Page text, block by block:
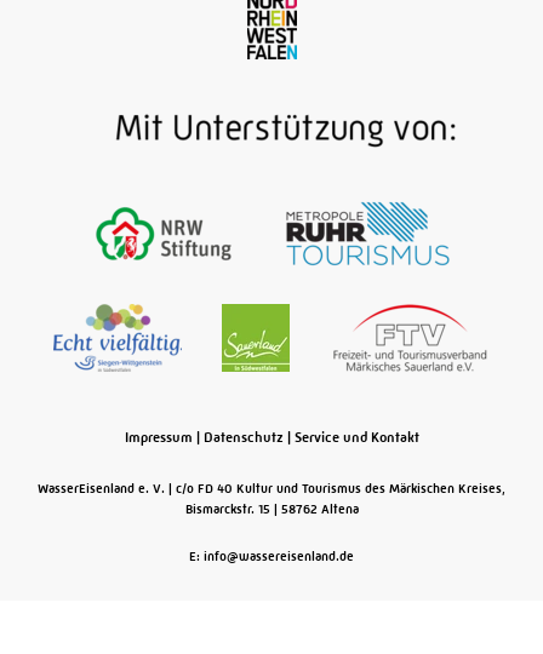
Impressum Datenschutz Service und Kontakt
WasserEisenland e. V.
c/o FD 40 Kultur und Tourismus des Märkischen Kreises,
Bismarckstr. 15
58762 Altena
E: info@wassereisenland.de